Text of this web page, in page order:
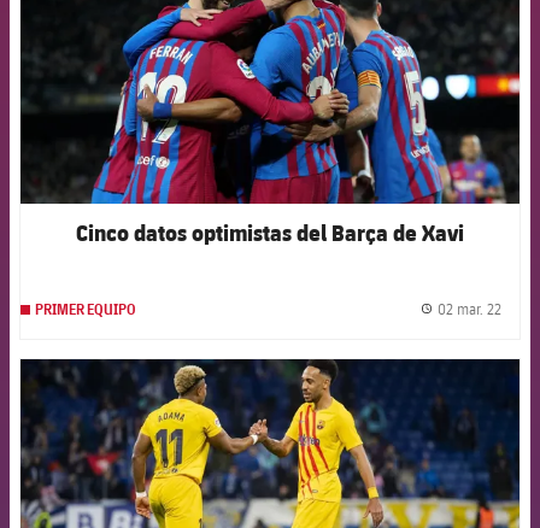
Cinco datos optimistas del Barça de Xavi
PRIMER EQUIPO 02 mar. 22
FCB Barcelona badge